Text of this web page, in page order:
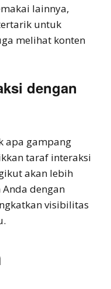
lainnya,
untuk
melihat konten
dengan
apa gampang
taraf interaksi
akan lebih
dengan
visibilitas